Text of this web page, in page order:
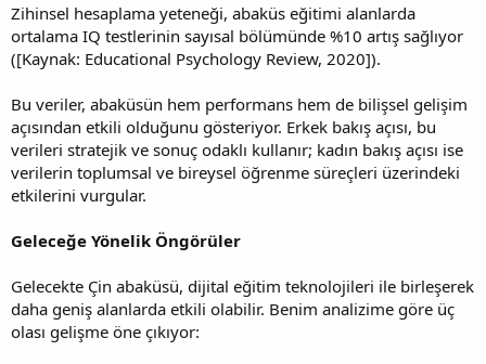
Zihinsel hesaplama yeteneği, abaküs eğitimi alanlarda
ortalama IQ testlerinin sayısal bölümünde %10 artış sağlıyor
([Kaynak: Educational Psychology Review, 2020]).
Bu veriler, abaküsün hem performans hem de bilişsel gelişim
açısından etkili olduğunu gösteriyor. Erkek bakış açısı, bu
verileri stratejik ve sonuç odaklı kullanır; kadın bakış açısı ise
verilerin toplumsal ve bireysel öğrenme süreçleri üzerindeki
etkilerini vurgular.
Geleceğe Yönelik Öngörüler
Gelecekte Çin abaküsü, dijital eğitim teknolojileri ile birleşerek
daha geniş alanlarda etkili olabilir. Benim analizime göre üç
olası gelişme öne çıkıyor: